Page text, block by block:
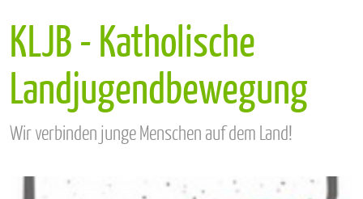
KLJB - Katholische
Landjugendbewegung
Wir verbinden junge Menschen auf dem Land!